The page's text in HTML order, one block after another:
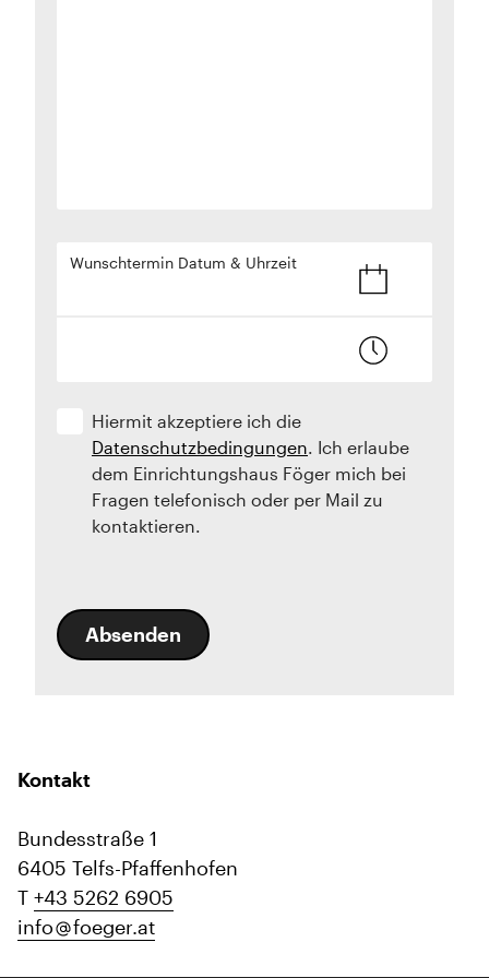
Wunschtermin Datum & Uhrzeit
Hiermit akzeptiere ich die
Datenschutzbedingungen. Ich erlaube
dem Einrichtungshaus Föger mich bei
Fragen telefonisch oder per Mail zu
kontaktieren.
Absenden
Kontakt
Bundesstraße 1
6405 Telfs-Pfaffenhofen
T +43 5262 6905
info
foeger.at